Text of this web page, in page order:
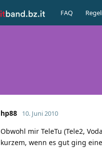
FAQ
hp88 10. Juni 2010
Obwohl mir TeleTu (Tele2,
kurzem, wenn es gut ging